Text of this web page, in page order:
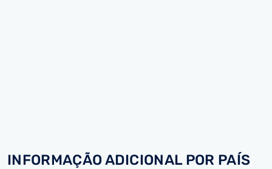
INFORMAÇÃO ADICIONAL POR PAÍS